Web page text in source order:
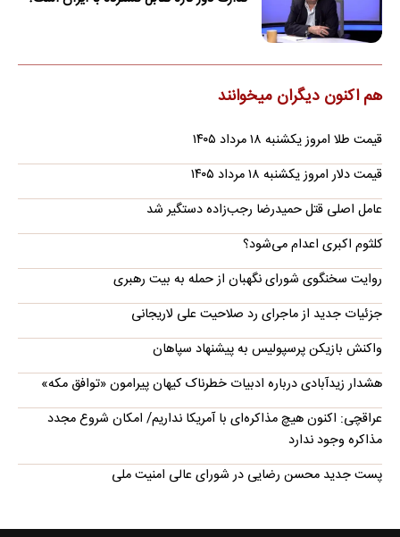
هم اکنون دیگران میخوانند
قیمت طلا امروز یکشنبه ۱۸ مرداد ۱۴۰۵
قیمت دلار امروز یکشنبه ۱۸ مرداد ۱۴۰۵
عامل اصلی قتل حمیدرضا رجب‌زاده دستگیر شد
کلثوم اکبری اعدام می‌شود؟
روایت سخنگوی شورای نگهبان از حمله به بیت رهبری
جزئیات جدید از ماجرای رد صلاحیت علی لاریجانی
واکنش بازیکن پرسپولیس به پیشنهاد سپاهان
هشدار زیدآبادی درباره ادبیات خطرناک کیهان پیرامون «توافق مکه»
عراقچی: اکنون هیچ مذاکره‌ای با آمریکا نداریم/ امکان شروع مجدد
مذاکره وجود ندارد
پست جدید محسن رضایی در شورای عالی امنیت ملی